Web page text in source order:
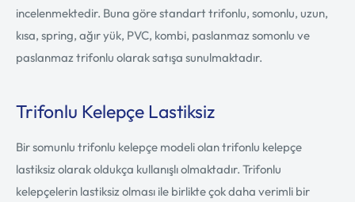
incelenmektedir. Buna göre standart trifonlu, somonlu, uzun,
kısa, spring, ağır yük, PVC, kombi, paslanmaz somonlu ve
paslanmaz trifonlu olarak satışa sunulmaktadır.
Trifonlu Kelepçe Lastiksiz
Bir somunlu trifonlu kelepçe modeli olan trifonlu kelepçe
lastiksiz olarak oldukça kullanışlı olmaktadır. Trifonlu
kelepçelerin lastiksiz olması ile birlikte çok daha verimli bir